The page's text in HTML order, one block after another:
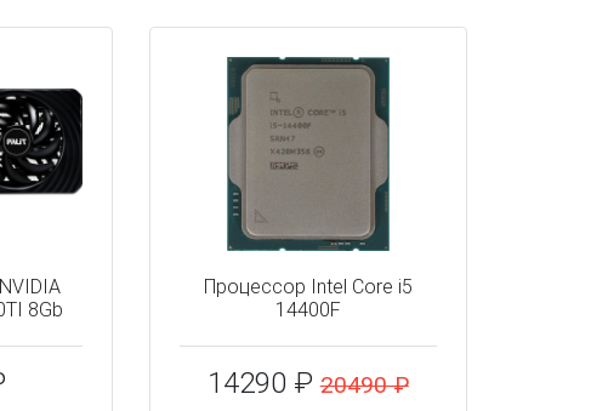
8Gb
Процессор Intel Core i5
14400F
14290 ₽20490 ₽